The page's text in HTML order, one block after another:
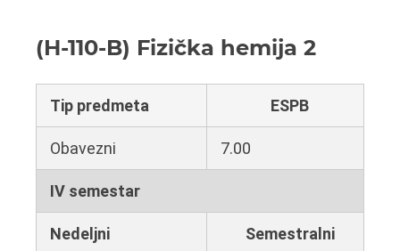
(H-110-B) Fizička hemija 2
Tip predmeta ESPB
Obavezni 7.00
IV semestar
Nedeljni Semestralni